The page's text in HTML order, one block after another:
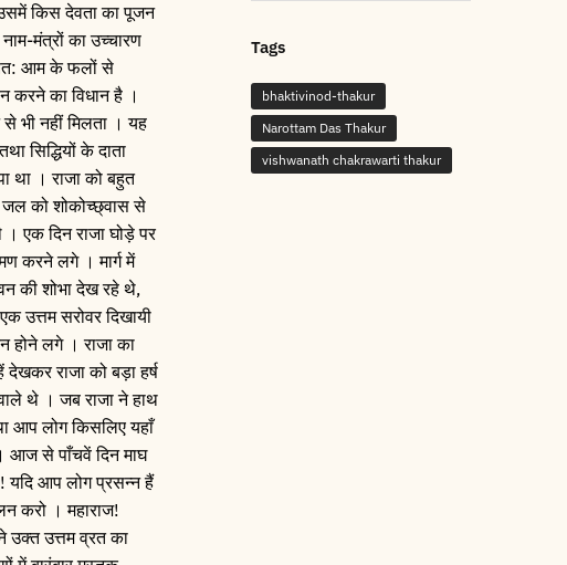
किस देवता का पूजन
मंत्रों का उच्चारण
आम के फलों से
करने का विधान है ।
भी नहीं मिलता । यह
सिद्धियों के दाता
था । राजा को बहुत
जल को शोकोच्छ्वास से
एक दिन राजा घोड़े पर
करने लगे । मार्ग में
की शोभा देख रहे थे,
उत्तम सरोवर दिखायी
लगे । राजा का
राजा को बड़ा हर्ष
थे । जब राजा ने हाथ
आप लोग किसलिए यहाँ
आज से पाँचवें दिन माघ
! यदि आप लोग प्रसन्न हैं
करो । महाराज!
उक्त उत्तम व्रत का
Tags
bhaktivinod-thakur
Narottam Das Thakur
vishwanath chakrawarti thakur